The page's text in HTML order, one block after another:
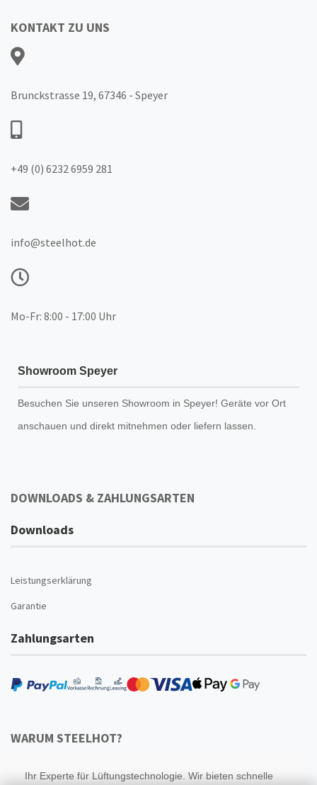
KONTAKT ZU UNS
Brunckstrasse 19, 67346 - Speyer
+49 (0) 6232 6959 281
info@steelhot.de
Mo-Fr: 8:00 - 17:00 Uhr
Showroom Speyer
Besuchen Sie unseren Showroom in Speyer! Geräte vor Ort
anschauen und direkt mitnehmen oder liefern lassen.
DOWNLOADS & ZAHLUNGSARTEN
Downloads
Leistungserklärung
Garantie
Zahlungsarten
WARUM STEELHOT?
Ihr Experte für Lüftungstechnologie. Wir bieten schnelle